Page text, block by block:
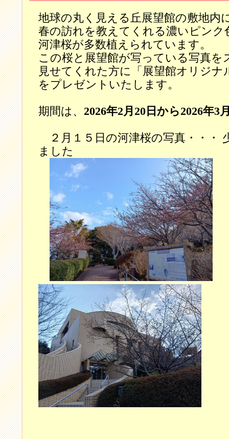
地球の丸く見える丘展望館の敷地内
春の訪れを教えてくれる濃いピンク
河津桜が多数植えられています。
この桜と展望館が写っている写真を
見せてくれた方に「展望館オリジナ
をプレゼントいたします。
期間は、 2026年2月20日から2026年3
２月１５日の河津桜の写真・・・
ました